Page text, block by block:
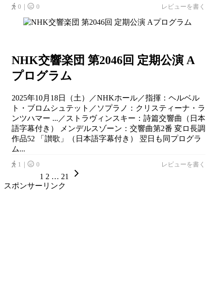
0｜ 0 レビューを書く
NHK交響楽団 第2046回 定期公演 A
プログラム
2025年10月18日（土）／NHKホール／指揮：ヘルベル
ト・ブロムシュテット／ソプラノ：クリスティーナ・ラ
ンツハマー ...／ストラヴィンスキー：詩篇交響曲（日本
語字幕付き） メンデルスゾーン：交響曲第2番 変ロ長調
作品52 「讃歌」（日本語字幕付き） 翌日も同プログラ
ム...
1｜ 0 レビューを書く
1 2 … 21
スポンサーリンク